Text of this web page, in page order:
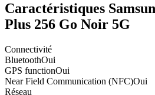
Caractéristiques
Plus 256 Go Noir 5G
Connectivité
BluetoothOui
GPS functionOui
Near Field Communication (NFC)Oui
Réseau